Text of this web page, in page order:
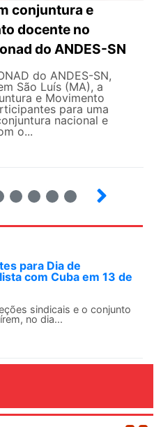
conjuntura e
docente no
do ANDES-SN
do ANDES-SN,
São Luís (MA), a
e Movimento
para uma
nacional e
o...
para Dia de
com Cuba em 13 de
sindicais e o conjunto
no dia...